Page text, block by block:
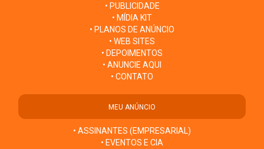
• PUBLICIDADE
• MÍDIA KIT
• PLANOS DE ANÚNCIO
• WEB SITES
• DEPOIMENTOS
• ANUNCIE AQUI
• CONTATO
MEU ANÚNCIO
• ASSINANTES (EMPRESARIAL)
• EVENTOS E CIA